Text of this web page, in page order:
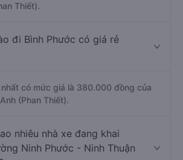
Thiết).
đi Bình Phước có giá rẻ
nhất có mức giá là 380.000 đồng của
(Phan Thiết).
nhiêu nhà xe đang khai
Ninh Phước - Ninh Thuận